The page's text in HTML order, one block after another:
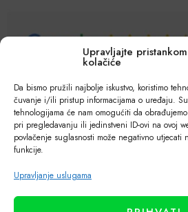
Upravljajte
kolačiće
Da bismo pružili najbolje iskustvo, koristimo
čuvanje i/ili pristup informacijama o uređaju.
tehnologijama će nam omogućiti da
pri pregledavanju ili jedinstveni ID-ovi na ovoj
povlačenje suglasnosti može negativno utjecati
funkcije.
Upravljanje uslugama